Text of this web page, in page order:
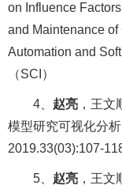
on Influence
and Maintenance of
Automation and
（SCI ）
4 赵亮 ，王文
模型研究可视化分析
2019.33(03):107-
5 赵亮 ，王文